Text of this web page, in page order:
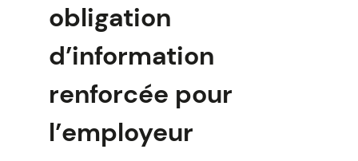
obligation
d’information
renforcée pour
l’employeur